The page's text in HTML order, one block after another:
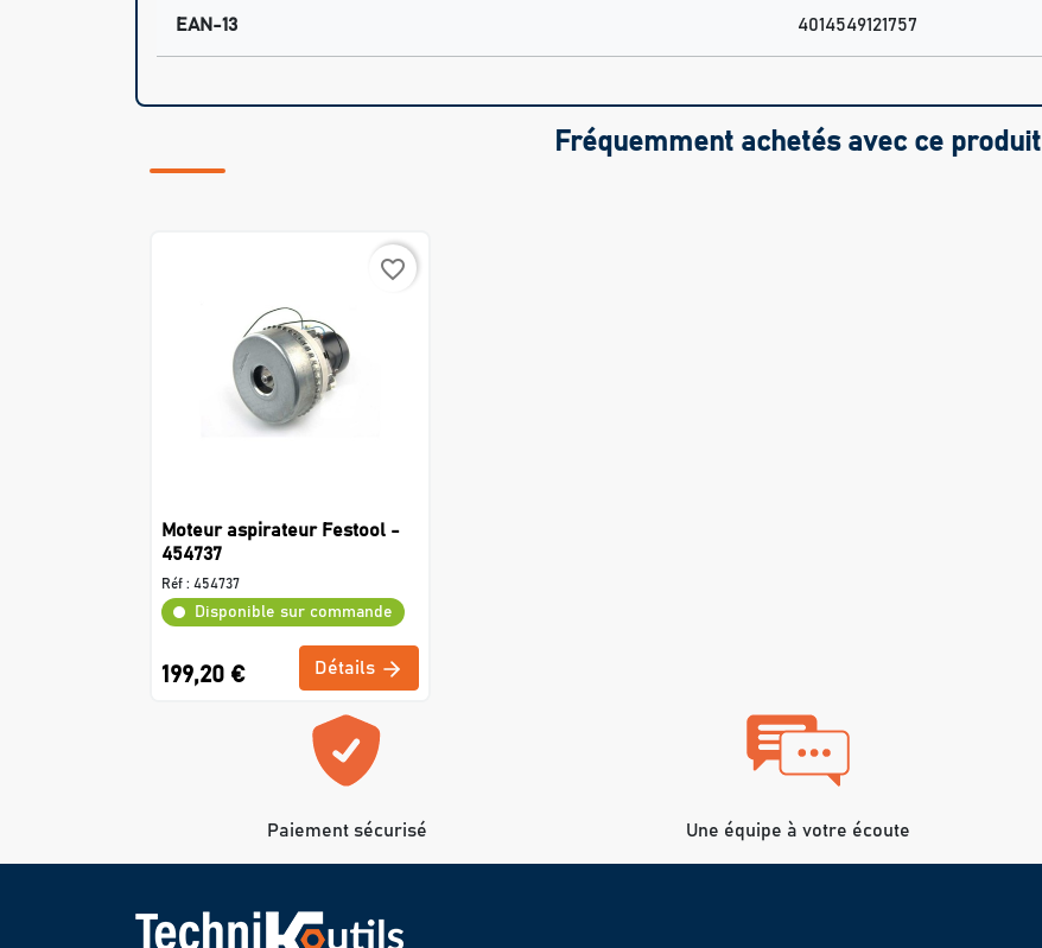
EAN-13 4014549121757
Fréquemment achetés avec ce produit
favorite_border
Moteur aspirateur Festool -
454737
Réf : 454737
Disponible sur commande
199,20 € Détails
Paiement sécurisé Une équipe à votre écoute